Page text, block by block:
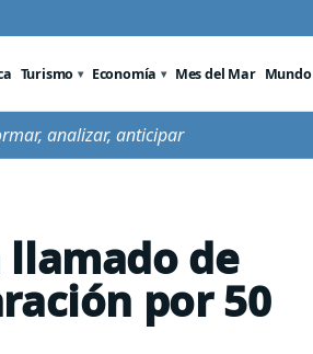
Turismo Economía Mes del Mar Mundo
analizar, anticipar
de
por 50